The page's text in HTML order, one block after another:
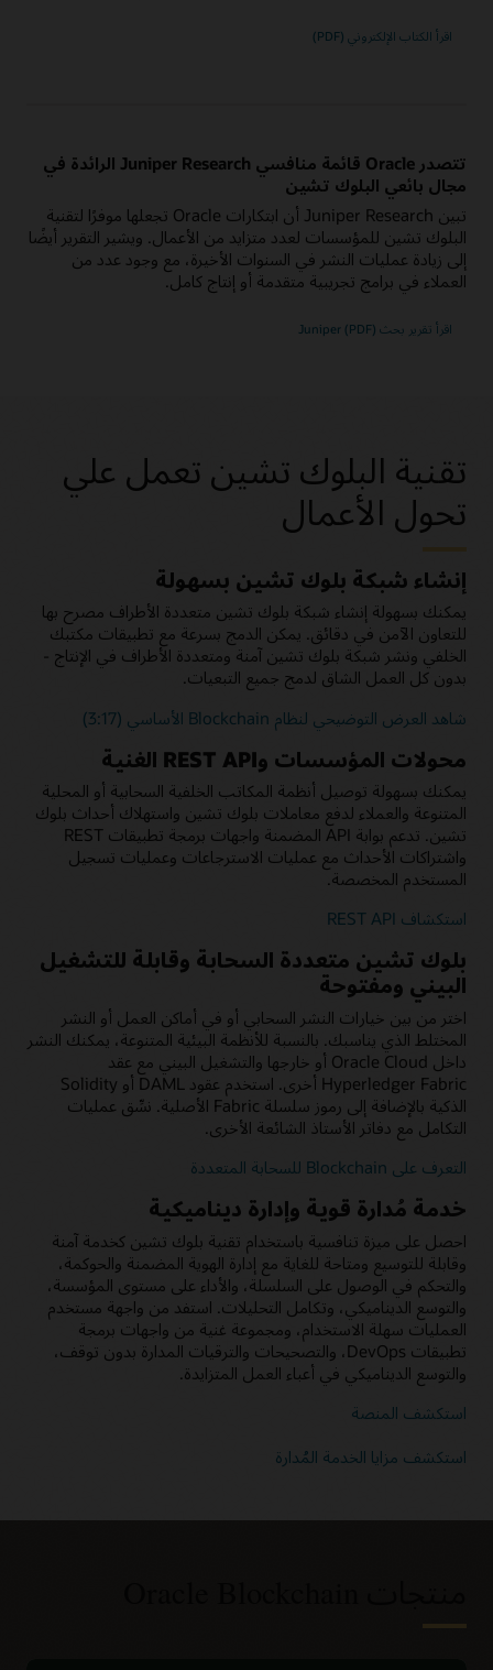
اقرأ الكتاب الإلكتروني (PDF)
تتصدر Oracle قائمة منافسي Juniper Research الرائدة في
مجال بائعي البلوك تشين
تبين Juniper Research أن ابتكارات Oracle تجعلها موفرًا لتقنية
البلوك تشين للمؤسسات لعدد متزايد من الأعمال. ويشير التقرير أيضًا
إلى زيادة عمليات النشر في السنوات الأخيرة، مع وجود عدد من
العملاء في برامج تجريبية متقدمة أو إنتاج كامل.
اقرأ تقرير بحث Juniper (PDF)
تقنية البلوك تشين تعمل علي
تحول الأعمال
إنشاء شبكة بلوك تشين بسهولة
يمكنك بسهولة إنشاء شبكة بلوك تشين متعددة الأطراف مصرح بها
للتعاون الآمن في دقائق. يمكن الدمج بسرعة مع تطبيقات مكتبك
الخلفي ونشر شبكة بلوك تشين آمنة ومتعددة الأطراف في الإنتاج -
بدون كل العمل الشاق لدمج جميع التبعيات.
شاهد العرض التوضيحي لنظام Blockchain الأساسي (3:17)
محولات المؤسسات وREST API الغنية
يمكنك بسهولة توصيل أنظمة المكاتب الخلفية السحابية أو المحلية
المتنوعة والعملاء لدفع معاملات بلوك تشين واستهلاك أحداث بلوك
تشين. تدعم بوابة API المضمنة واجهات برمجة تطبيقات REST
واشتراكات الأحداث مع عمليات الاسترجاعات وعمليات تسجيل
المستخدم المخصصة.
استكشاف REST API
بلوك تشين متعددة السحابة وقابلة للتشغيل
البيني ومفتوحة
اختر من بين خيارات النشر السحابي أو في أماكن العمل أو النشر
المختلط الذي يناسبك. بالنسبة للأنظمة البيئية المتنوعة، يمكنك النشر
داخل Oracle Cloud أو خارجها والتشغيل البيني مع عقد
Hyperledger Fabric أخرى. استخدم عقود DAML أو Solidity
الذكية بالإضافة إلى رموز سلسلة Fabric الأصلية. نسِّق عمليات
التكامل مع دفاتر الأستاذ الشائعة الأخرى.
التعرف على Blockchain للسحابة المتعددة
خدمة مُدارة قوية وإدارة ديناميكية
احصل على ميزة تنافسية‬ باستخدام تقنية بلوك تشين كخدمة آمنة
وقابلة للتوسيع ومتاحة للغاية مع إدارة الهوية المضمنة والحوكمة،
والتحكم في الوصول على السلسلة، والأداء على مستوى المؤسسة،
والتوسع الديناميكي، وتكامل التحليلات. استفد من واجهة مستخدم
العمليات سهلة الاستخدام، ومجموعة غنية من واجهات برمجة
تطبيقات DevOps، والتصحيحات والترقيات المدارة بدون توقف،
والتوسع الديناميكي في أعباء العمل المتزايدة.
استكشف المنصة
استكشف مزايا الخدمة المُدارة